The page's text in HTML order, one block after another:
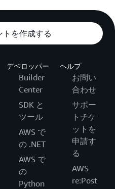
トを作成する
デベロッパー
Builder
Center
SDK と
ツール
AWS で
の .NET
AWS で
の
Python
ヘルプ
お問い
合わせ
サポー
トチケ
ットを
申請す
る
AWS
re:Post